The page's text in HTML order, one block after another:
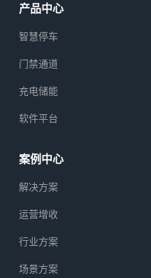
产品中心
智慧停车
门禁通道
充电储能
软件平台
案例中心
解决方案
运营增收
行业方案
场景方案